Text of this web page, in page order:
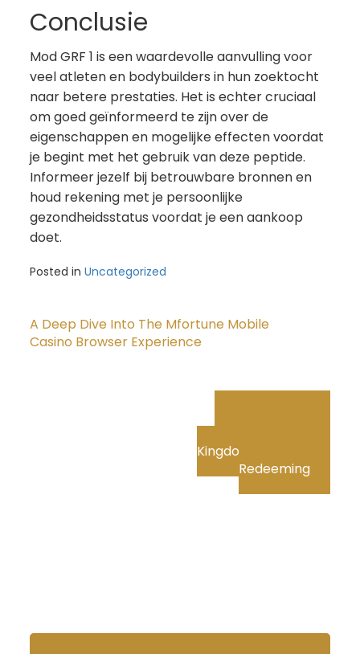
Conclusie
Mod GRF 1 is een waardevolle aanvulling voor
veel atleten en bodybuilders in hun zoektocht
naar betere prestaties. Het is echter cruciaal
om goed geïnformeerd te zijn over de
eigenschappen en mogelijke effecten voordat
je begint met het gebruik van deze peptide.
Informeer jezelf bij betrouwbare bronnen en
houd rekening met je persoonlijke
gezondheidsstatus voordat je een aankoop
doet.
Posted inUncategorized
navigation
A Deep Dive Into The Mfortune Mobile
Casino Browser Experience
Kingdom: Finding And
Redeeming